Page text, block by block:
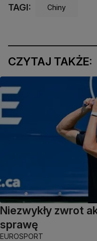
TAGI: Chiny
CZYTAJ TAKŻE:
Niezwykły zwrot
sprawę
EUROSPORT